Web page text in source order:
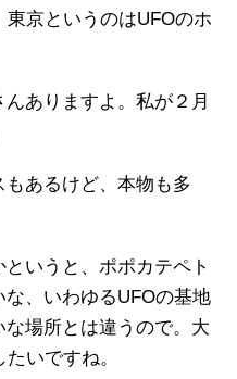
東京というのはUFOのホ
ありますよ。私が２月
あるけど、本物も多
いうと、ポポカテペト
、いわゆるUFOの基地
場所とは違うので。大
いですね。